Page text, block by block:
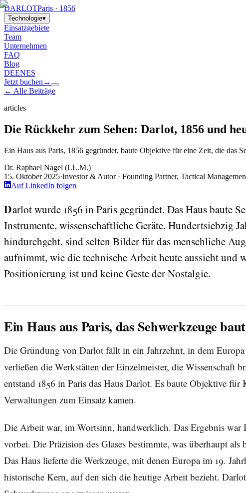
DARLOTParis · 1856
Technologie▾
Einsatzgebiete
Team
Unternehmen
FAQ
Blog
DEENES
Jetzt buchen →
← Alle Beiträge
articles
Die Rückkehr zum Sehen: Darlot, 1856 und
Ein Haus aus Paris, 1856 gegründet, baute Objektive für eine Zeit, die das
Dr. Raphael Nagel (LL.M.)
15. Oktober 2025·Investor & Autor · Founding Partner, Tactical
Auf LinkedIn folgen
Darlot wurde 1856 in Paris gegründet. Das Haus baute Sehwerkzeuge für eine Epoche, in der das Sehen selbst neu verhandelt wurde: Objektive für Kameras,
Instrumente, wissenschaftliche Geräte. Hundertsiebzig
hindurchgeht, sind selten Bilder für das menschliche
aufnimmt, wie die technische Arbeit heute aussieht und
Positionierung ist und keine Geste der Nostalgie.
Ein Haus aus Paris, das Sehwerkzeuge
Die Gründung von Darlot fällt in ein Jahrzehnt, in dem
verließen die Werkstätten der Einzelmeister, die Wissenschaft
entstand 1856 in Paris das Haus Darlot. Es baute Objektive
Verwaltungen zum Einsatz kamen.
Die Arbeit war, im Wortsinn, handwerklich. Das Ergebnis war
vorbei. Die Präzision des Glases bestimmte, was überhaupt
Das Haus lieferte die Werkzeuge, mit denen Europa im 19.
historische Kern, auf den sich die heutige Arbeit bezieht.